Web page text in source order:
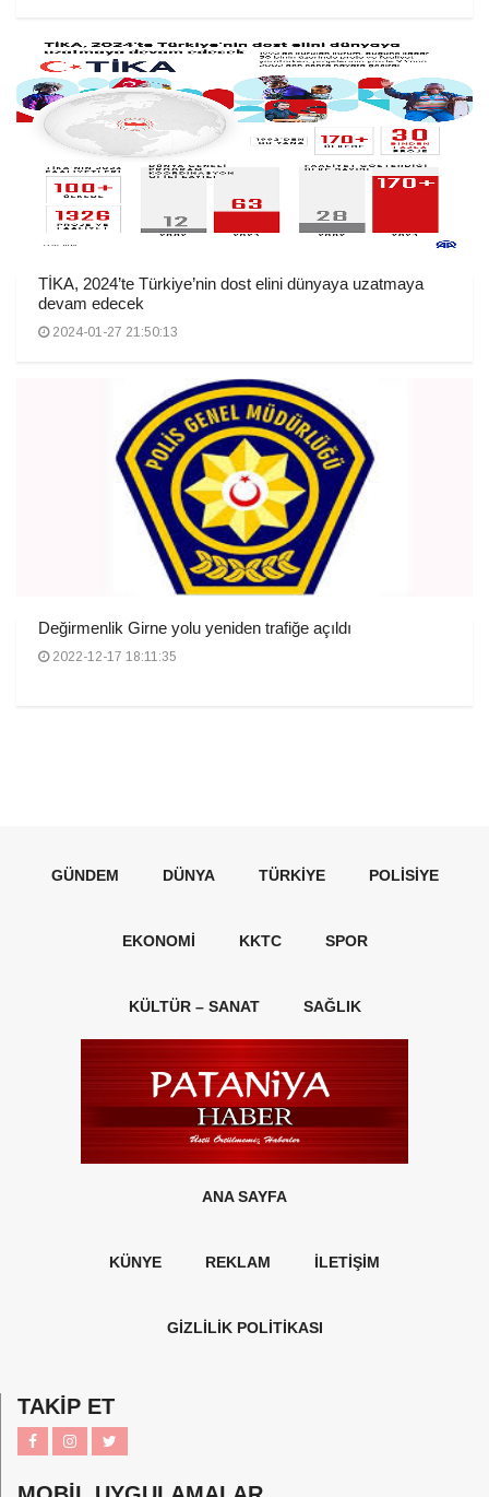
TİKA, 2024’te Türkiye’nin dost elini dünyaya uzatmaya
devam edecek
2024-01-27 21:50:13
Değirmenlik Girne yolu yeniden trafiğe açıldı
2022-12-17 18:11:35
GÜNDEM DÜNYA TÜRKIYE POLISIYE
EKONOMI KKTC SPOR
KÜLTÜR – SANAT SAĞLIK
ANA SAYFA
KÜNYE REKLAM İLETİŞİM
GİZLİLİK POLİTİKASI
TAKİP ET